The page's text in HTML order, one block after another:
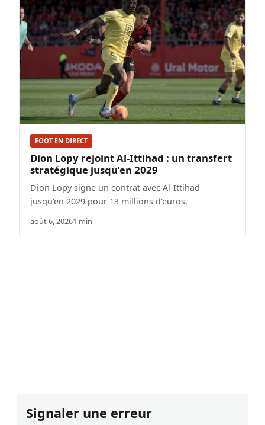
FOOT EN DIRECT
Dion Lopy rejoint Al-Ittihad : un transfert
stratégique jusqu’en 2029
Dion Lopy signe un contrat avec Al-Ittihad
jusqu'en 2029 pour 13 millions d'euros.
août 6, 20261 min
Signaler une erreur